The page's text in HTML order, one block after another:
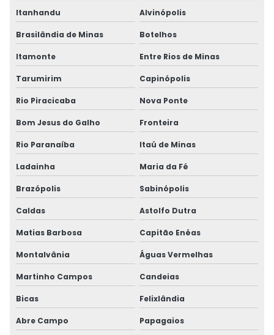
Itanhandu Alvinópolis
Brasilândia de Minas Botelhos
Itamonte Entre Rios de Minas
Tarumirim Capinópolis
Rio Piracicaba Nova Ponte
Bom Jesus do Galho Fronteira
Rio Paranaíba Itaú de Minas
Ladainha Maria da Fé
Brazópolis Sabinópolis
Caldas Astolfo Dutra
Matias Barbosa Capitão Enéas
Montalvânia Águas Vermelhas
Martinho Campos Candeias
Bicas Felixlândia
Abre Campo Papagaios